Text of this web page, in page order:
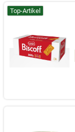
Top-Artikel